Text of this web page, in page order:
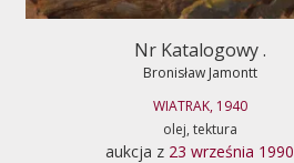
Nr Katalogowy .
Bronisław Jamontt
WIATRAK, 1940
olej, tektura
aukcja z 23 września 1990